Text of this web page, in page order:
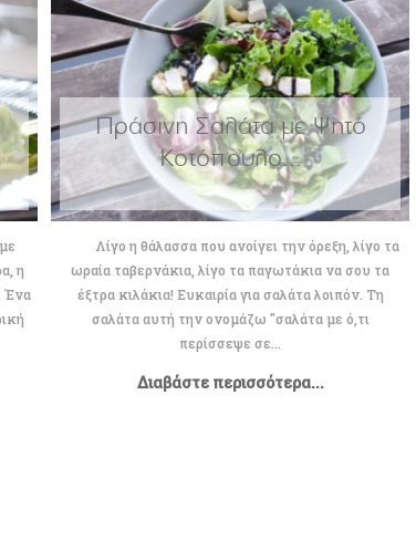
η
Ένα
Πράσινη Σαλάτα με Ψητό
Κοτόπουλο...
Λίγο η θάλασσα που ανοίγει την όρεξη, λίγο τα
ωραία ταβερνάκια, λίγο τα παγωτάκια να σου τα
έξτρα κιλάκια! Ευκαιρία για σαλάτα λοιπόν. Τη
σαλάτα αυτή την ονομάζω "σαλάτα με ό,τι
περίσσεψε σε...
Διαβάστε περισσότερα...